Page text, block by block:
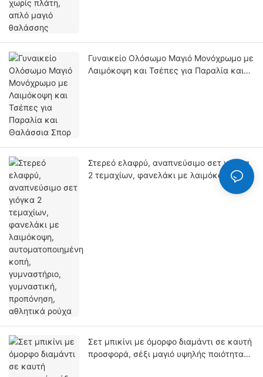
Γυναικείο Ολόσωμο Μαγιό Μονόχρωμο με
Λαιμόκοψη και Τσέπες για Παραλία και
Στερεό ελαφρύ, αναπνεύσιμο σετ γιόγκα
2 τεμαχίων, φανελάκι με λαιμόκοψη,
αυτοματοποιημένη κοπή, γυμναστήριο,
Σετ μπικίνι με όμορφο διαμάντι σε καυτή
προσφορά, σέξι μαγιό υψηλής ποιότητας